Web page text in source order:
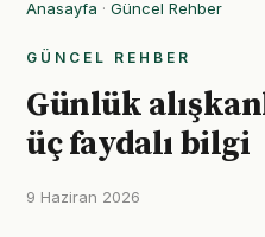
Anasayfa · Güncel Rehber
GÜNCEL REHBER
Günlük
üç faydalı bilgi
9 Haziran 2026